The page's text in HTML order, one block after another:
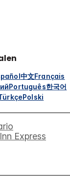
中文Français
Português한국어
Polski
Express